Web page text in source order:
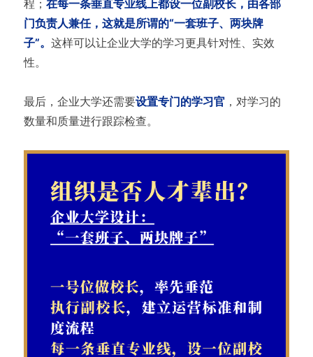
程； 在每一条垂直专业线上都设一位副校长，由各部
门负责人兼任，这就是所谓的“一套班子、两块牌
子”。 这样可以让企业大学的学习更具针对性、实效
性。
最后，企业大学还需要设置专门的学习官，对学习的
数量和质量进行跟踪检查。